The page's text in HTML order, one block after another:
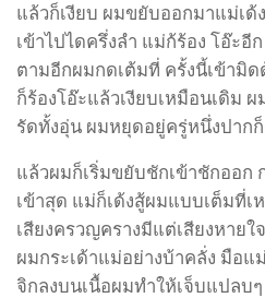
แล้วก็เงียบ ผมขยับออกมาแม่เ
เข้าไปไดครึ่งลำ แม่ก้ร้อง โอ๊ะอี
ตามอีกผมกดเต้มที่ ครั้งนี้เข้ามิ
ก็ร้องโอ๊ะแล้วเงียบเหมือนเดิม
รัดทั้งอุ่น ผมหยุดอยู่ครู่หนึ่งปาก
แล้วผมก็เริ่มขยับชักเข้าชักออก
เข้าสุด แม่ก็เด้งสู้ผมแบบเต็มที่เ
เสียงครวญครางมีแต่เสียงหาย
ผมกระเด้าแม่อย่างบ้าคลั่ง มือ
จิกลงบนเนื้อผมทำให้เจ็บแปลบๆ